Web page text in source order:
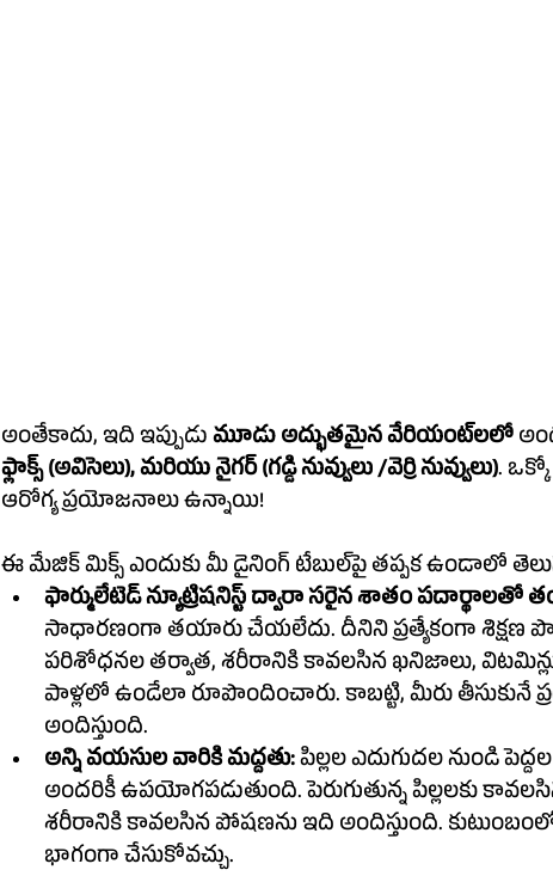
అంతేకాదు, ఇది ఇప్పుడు మూడు అద్భుతమైన వేరియంట్‌లలో
ఫ్లాక్స్ (అవిసెలు), మరియు నైగర్ (గడ్డి నువ్వులు /వెర్రి నువ్వులు). ఒక్కో
ఆరోగ్య ప్రయోజనాలు ఉన్నాయి!
ఈ మేజిక్ మిక్స్ ఎందుకు మీ డైనింగ్ టేబుల్‌పై
ఫార్ములేటెడ్ న్యూట్రిషనిస్ట్ ద్వారా సరైన శాతం
సాధారణంగా తయారు చేయలేదు. దీనిని ప్రత్యేకంగా శిక్షణ
పరిశోధనల తర్వాత, శరీరానికి కావలసిన ఖనిజాలు,
పాళ్లలో ఉండేలా రూపొందించారు. కాబట్టి, మీరు తీసుకునే
అందిస్తుంది.
అన్ని వయసుల వారికి మద్దతు: పిల్లల ఎదుగుదల నుండి
అందరికీ ఉపయోగపడుతుంది. పెరుగుతున్న పిల్లలకు
శరీరానికి కావలసిన పోషణను ఇది అందిస్తుంది.
భాగంగా చేసుకోవచ్చు.